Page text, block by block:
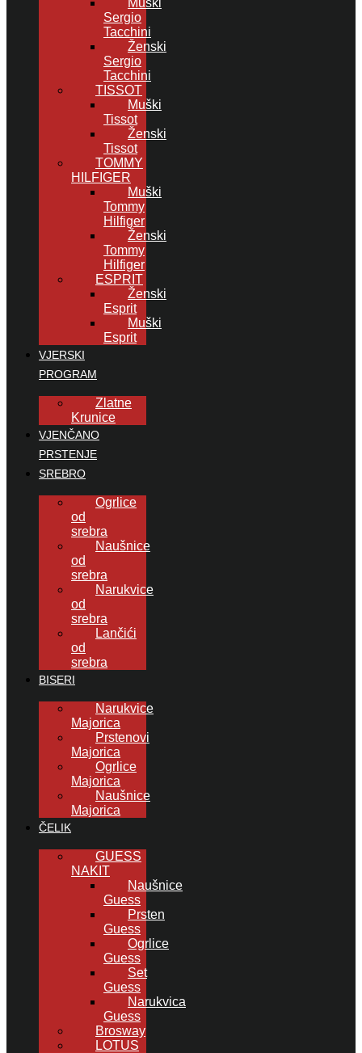
Muški
Sergio
Tacchini
Ženski
Sergio
Tacchini
TISSOT
Muški
Tissot
Ženski
Tissot
TOMMY
HILFIGER
Muški
Tommy
Hilfiger
Ženski
Tommy
Hilfiger
ESPRIT
Ženski
Esprit
Muški
Esprit
VJERSKI
PROGRAM
Zlatne
Krunice
VJENČANO
PRSTENJE
SREBRO
Ogrlice
od
srebra
Naušnice
od
srebra
Narukvice
od
srebra
Lančići
od
srebra
BISERI
Narukvice
Majorica
Prstenovi
Majorica
Ogrlice
Majorica
Naušnice
Majorica
ČELIK
GUESS
NAKIT
Naušnice
Guess
Prsten
Guess
Ogrlice
Guess
Set
Guess
Narukvica
Guess
Brosway
LOTUS